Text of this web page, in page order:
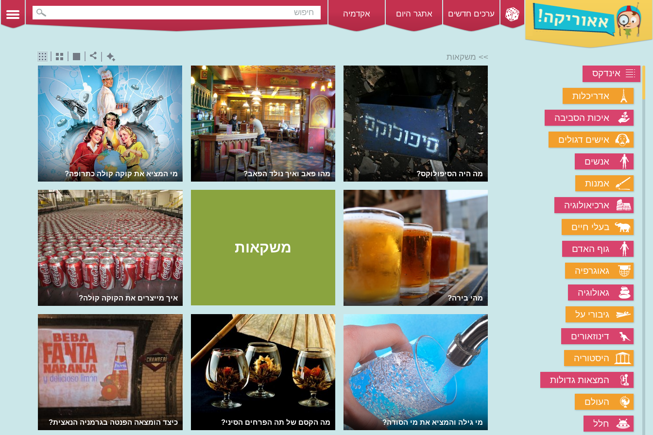
ערכים חדשים אתגר היום אקדמיה
אינדקס
אדריכלות
איכות הסביבה
אישים דגולים
אנשים
אמנות
ארכיאולוגיה
בעלי חיים
גוף האדם
גאוגרפיה
גאולוגיה
גיבורי על
דינוזאורים
היסטוריה
המצאות גדולות
העולם
חלל
>> משקאות
מי המציא את קוקה קולה כתרופה? מהו פאב ואיך נולד הפאב? מה היה הסיפולוקס?
איך מייצרים את הקוקה קולה?
משקאות
מהי בירה?
כיצד הומצאה הפנטה בגרמניה הנאצית? מה הקסם של תה הפרחים הסיני? מי גילה והמציא את מי הסודה?
מהו משקה התמרינדי והפרי שממנו הוא
עשוי?
למה אנשים כל כך אוהבים קפה?
איך לשמור על השיניים?